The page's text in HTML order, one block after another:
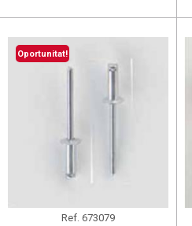
Oportunitat!
Ref. 673079